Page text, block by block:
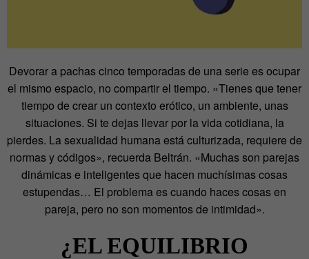
Devorar a pachas cinco temporadas de una serie es ocupar
el mismo espacio, no compartir el tiempo. «Tienes que tener
tiempo de crear un contexto erótico, un ambiente, unas
situaciones. Si te dejas llevar por la vida cotidiana, la
pierdes. La sexualidad humana está culturizada, requiere de
normas y códigos», recuerda Beltrán. «Muchas son parejas
dinámicas e inteligentes que hacen muchísimas cosas
estupendas… El problema es cuando haces cosas en
pareja, pero no son momentos de intimidad».
¿EL EQUILIBRIO